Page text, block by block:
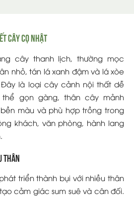
cây cọ Nhật
cây thanh lịch, thường mọc
nhỏ, tán lá xanh đậm và lá xòe
là loại cây cảnh nội thất dễ
gọn gàng, thân cây mảnh
màu và phù hợp trồng trong
khách, văn phòng, hành lang
thân
triển thành bụi với nhiều thân
cảm giác sum suê và cân đối.